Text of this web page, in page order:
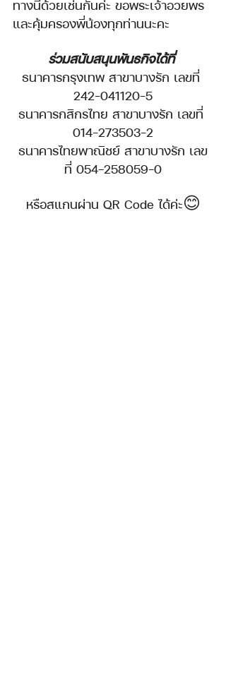
ทางนี้ด้วยเช่นกันค่ะ ขอพระเจ้าอวยพร
และคุ้มครองพี่น้องทุกท่านนะคะ
ร่วมสนับสนุนพันธกิจได้ที่
ธนาคารกรุงเทพ สาขาบางรัก เลขที่
242-041120-5
ธนาคารกสิกรไทย สาขาบางรัก เลขที่
014-273503-2
ธนาคารไทยพาณิชย์ สาขาบางรัก เลข
ที่ 054-258059-0
หรือสแกนผ่าน QR Code ได้ค่ะ😊